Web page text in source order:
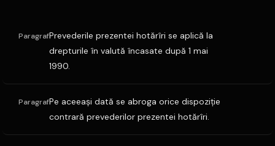
ParagrafPrevederile prezentei hotărîri se aplică la
drepturile în valută încasate după 1 mai
1990.
ParagrafPe aceeaşi dată se abroga orice dispoziţie
contrară prevederilor prezentei hotărîri.